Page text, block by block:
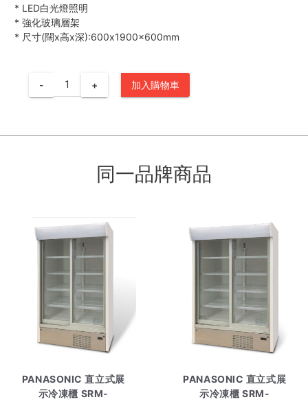
* LED白光燈照明
* 強化玻璃層架
* 尺寸(闊x高x深):600x1900x600mm
- + 加入購物車
同一品牌商品
PANASONIC 直立式展
示冷凍櫃 SRM-
PANASONIC 直立式展
示冷凍櫃 SRM-